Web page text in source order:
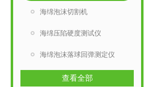
海绵泡沫切割机
海绵压陷硬度测试仪
海绵泡沫落球回弹测定仪
查看全部